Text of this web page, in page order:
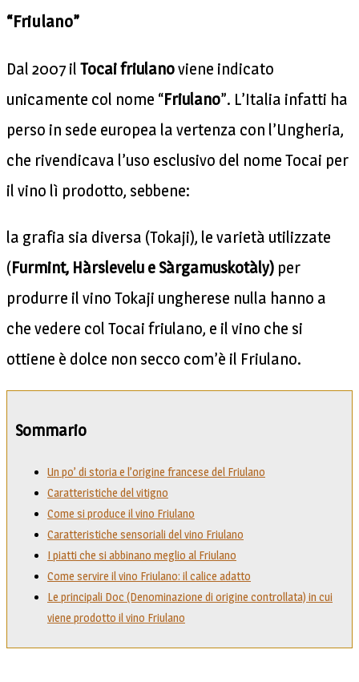
“Friulano”
Dal 2007 il Tocai friulanoviene indicato
unicamente col nome “Friulano”. L’Italia infatti ha
perso in sede europea la vertenza con l’Ungheria,
che rivendicava l’uso esclusivo del nome Tocai per
il vino lì prodotto, sebbene:
la grafia sia diversa (Tokaji), le varietà utilizzate
(Furmint, Hàrslevelu e Sàrgamuskotàly) per
produrre il vino Tokaji ungherese nulla hanno a
che vedere col Tocai friulano, e il vino che si
ottiene è dolce non secco com’è il Friulano.
Sommario
Un po’ di storia e l’origine francese del Friulano
Caratteristiche del vitigno
Come si produce il vino Friulano
Caratteristiche sensoriali del vino Friulano
I piatti che si abbinano meglio al Friulano
Come servire il vino Friulano: il calice adatto
Le principali Doc (Denominazione di origine controllata) in cui
viene prodotto il vino Friulano